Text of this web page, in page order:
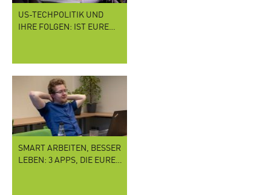
US-TECHPOLITIK UND
IHRE FOLGEN: IST EURE…
SMART ARBEITEN, BESSER
LEBEN: 3 APPS, DIE EURE…